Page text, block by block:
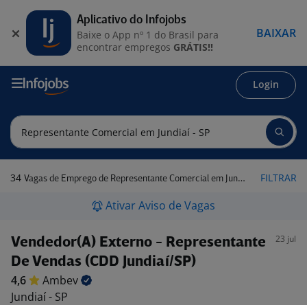
Login
34 Vagas de Emprego de Representante Comercial em Jundiaí - SP FILTRAR
Ativar Aviso de Vagas
Vendedor(A) Externo - Representante
De Vendas (CDD Jundiaí/SP)
23 jul
4,6
Ambev
Jundiaí - SP
Aplicativo do Infojobs
Baixe o App nº 1 do Brasil para
encontrar empregos GRÁTIS!!
BAIXAR